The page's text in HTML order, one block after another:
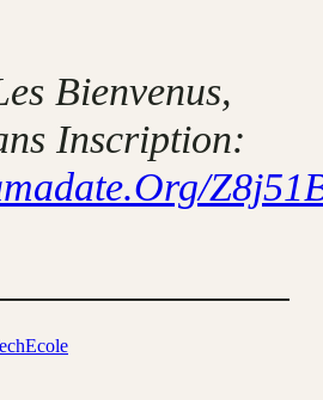
Bienvenus,
Inscription: